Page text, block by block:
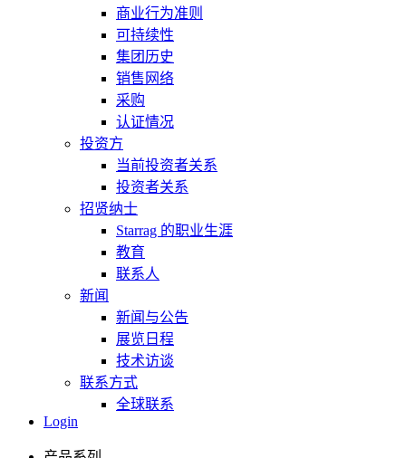
商业行为准则
可持续性
集团历史
销售网络
采购
认证情况
投资方
当前投资者关系
投资者关系
招贤纳士
Starrag 的职业生涯
教育
联系人
新闻
新闻与公告
展览日程
技术访谈
联系方式
全球联系
Login